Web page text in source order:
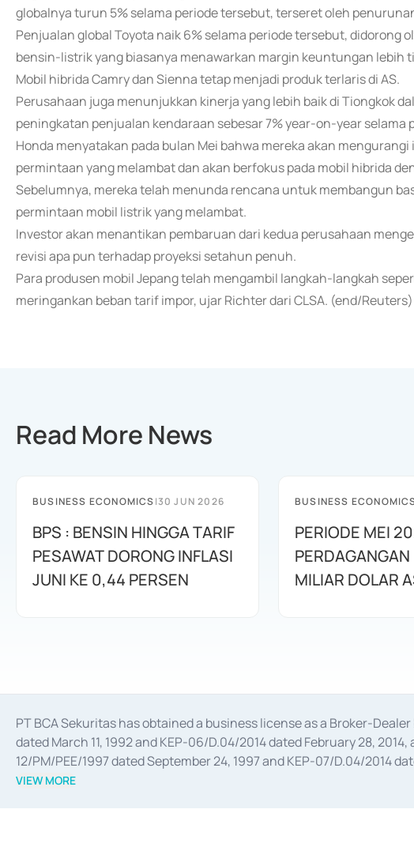
globalnya turun 5% selama periode tersebut, terseret oleh
Penjualan global Toyota naik 6% selama periode tersebut, didorong
bensin-listrik yang biasanya menawarkan margin keuntungan lebih
Mobil hibrida Camry dan Sienna tetap menjadi produk terlaris di AS.
Perusahaan juga menunjukkan kinerja yang lebih baik di Tiongkok
peningkatan penjualan kendaraan sebesar 7% year-on-year selama
Honda menyatakan pada bulan Mei bahwa mereka akan
permintaan yang melambat dan akan berfokus pada mobil hibrida
Sebelumnya, mereka telah menunda rencana untuk membangun
permintaan mobil listrik yang melambat.
Investor akan menantikan pembaruan dari kedua perusahaan
revisi apa pun terhadap proyeksi setahun penuh.
Para produsen mobil Jepang telah mengambil langkah-langkah
meringankan beban tarif impor, ujar Richter dari CLSA. (end/Reuters)
Read More News
BUSINESS ECONOMICS|30 JUN 2026
BPS : BENSIN HINGGA TARIF
PESAWAT DORONG INFLASI
JUNI KE 0,44 PERSEN
BUSINESS
PERIODE MEI
PERDAGANGAN
MILIAR DOLAR
PT BCA Sekuritas has obtained a business license as a Broker-
dated March 11, 1992 and KEP-06/D.04/2014 dated February 28,
12/PM/PEE/1997 dated September 24, 1997 and KEP-07/D.04/2014
divestments, and joint ventures based on the decree of the Financial
VIEW MORE